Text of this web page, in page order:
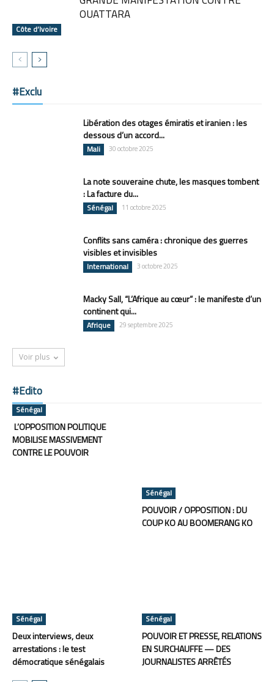
Côte d’Ivoire
OUATTARA
#Exclu
Libération des otages émiratis et iranien : les
dessous d’un accord...
Mali 30 octobre 2025
La note souveraine chute, les masques tombent
: La facture du...
Sénégal 11 octobre 2025
Conflits sans caméra : chronique des guerres
visibles et invisibles
International 3 octobre 2025
Macky Sall, “L’Afrique au cœur” : le manifeste d’un
continent qui...
Afrique 29 septembre 2025
Voir plus
#Edito
Sénégal
L’OPPOSITION POLITIQUE
MOBILISE MASSIVEMENT
CONTRE LE POUVOIR
Sénégal
POUVOIR / OPPOSITION : DU
COUP KO AU BOOMERANG KO
Sénégal
Deux interviews, deux
arrestations : le test
démocratique sénégalais
Sénégal
POUVOIR ET PRESSE, RELATIONS
EN SURCHAUFFE — DES
JOURNALISTES ARRÊTÉS